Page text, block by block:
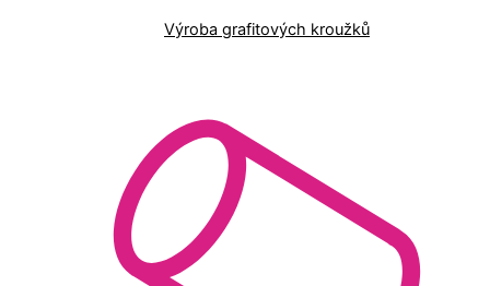
Výroba grafitových kroužků